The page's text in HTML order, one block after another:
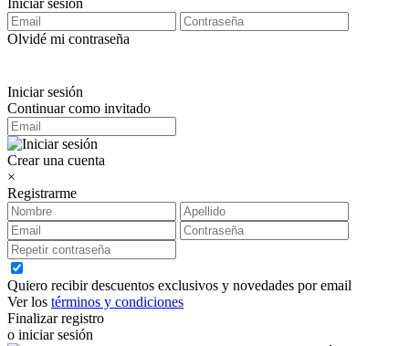
Iniciar sesión
Olvidé mi contraseña
Iniciar sesión
Continuar como invitado
Crear una cuenta
×
Registrarme
Quiero recibir descuentos exclusivos y novedades por email
Ver los términos y condiciones
Finalizar registro
o iniciar sesión